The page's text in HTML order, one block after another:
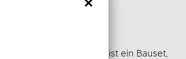
Fauna Collection – Tiger ist ein Bauset,